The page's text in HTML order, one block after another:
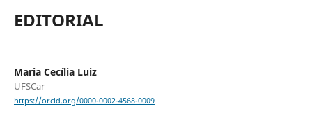
EDITORIAL
Maria Cecília Luiz
UFSCar
https://orcid.org/0000-0002-4568-0009